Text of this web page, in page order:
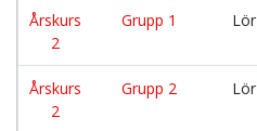
Årskurs
2
Grupp 1 Lör
Årskurs
2
Grupp 2 Lör